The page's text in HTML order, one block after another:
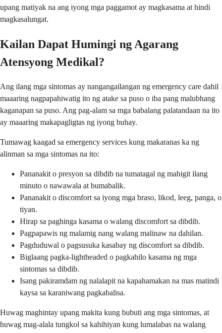
upang matiyak na ang iyong mga paggamot ay magkasama at hindi
magkasalungat.
Kailan Dapat Humingi ng Agarang
Atensyong Medikal?
Ang ilang mga sintomas ay nangangailangan ng emergency care dahil
maaaring nagpapahiwatig ito ng atake sa puso o iba pang malubhang
kaganapan sa puso. Ang pag-alam sa mga babalang palatandaan na ito
ay maaaring makapagligtas ng iyong buhay.
Tumawag kaagad sa emergency services kung makaranas ka ng
alinman sa mga sintomas na ito:
Pananakit o presyon sa dibdib na tumatagal ng mahigit ilang
minuto o nawawala at bumabalik.
Pananakit o discomfort sa iyong mga braso, likod, leeg, panga, o
tiyan.
Hirap sa paghinga kasama o walang discomfort sa dibdib.
Pagpapawis ng malamig nang walang malinaw na dahilan.
Pagduduwal o pagsusuka kasabay ng discomfort sa dibdib.
Biglaang pagka-lightheaded o pagkahilo kasama ng mga
sintomas sa dibdib.
Isang pakiramdam ng nalalapit na kapahamakan na mas matindi
kaysa sa karaniwang pagkabalisa.
Huwag maghintay upang makita kung bubuti ang mga sintomas, at
huwag mag-alala tungkol sa kahihiyan kung lumalabas na walang